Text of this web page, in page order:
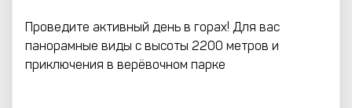
Проведите активный день в горах! Для вас
панорамные виды с высоты 2200 метров и
приключения в верёвочном парке